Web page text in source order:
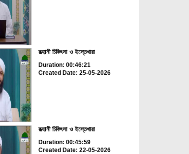
রূহানী চিকিৎসা ও ইস্তেখারা
Duration: 00:46:21
Created Date: 25-05-2026
রূহানী চিকিৎসা ও ইস্তেখারা
Duration: 00:45:59
Created Date: 22-05-2026